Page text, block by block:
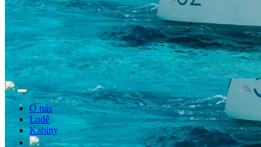
O nás
Lodě
Kabiny